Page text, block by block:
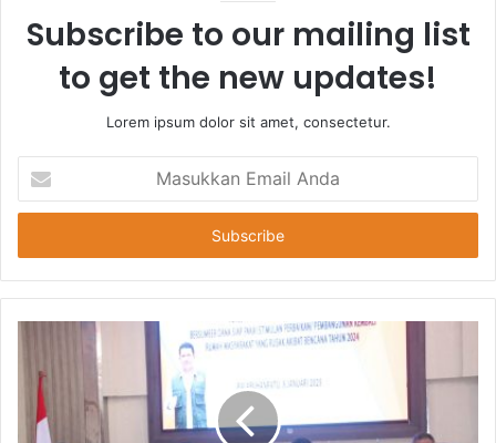
Subscribe to our mailing list
to get the new updates!
Lorem ipsum dolor sit amet, consectetur.
Email
Anda